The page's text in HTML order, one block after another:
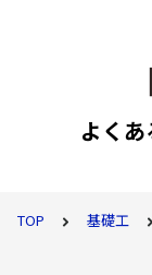
よく
TOP 基礎工